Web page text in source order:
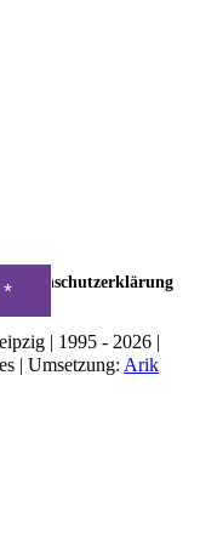
Datenschutzerklärung
| 1995 - 2026 |
| Umsetzung: Arik